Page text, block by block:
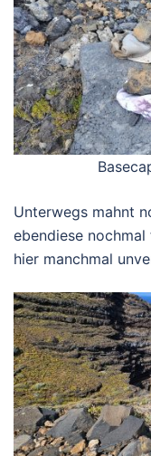
Unterwegs mahnt
ebendiese
hier manchmal